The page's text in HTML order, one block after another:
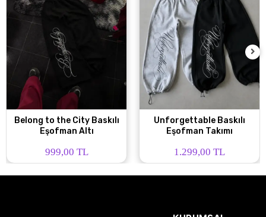
Belong to the City Baskılı
Eşofman Altı
999,00 TL
Unforgettable Baskılı
Eşofman Takımı
1.299,00 TL